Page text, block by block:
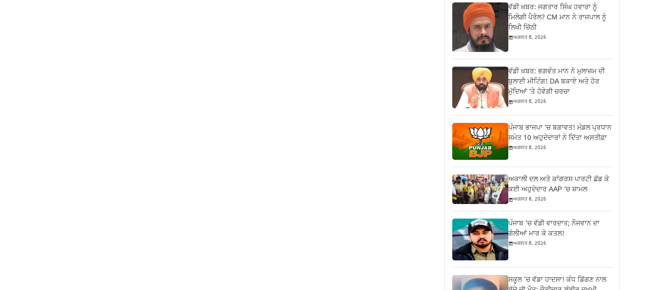
ਵੱਡੀ ਖ਼ਬਰ: ਜਗਤਾਰ ਸਿੰਘ ਹਵਾਰਾ ਨੂੰ
ਮਿਲੇਗੀ ਪੈਰੋਲ? CM ਮਾਨ ਨੇ ਰਾਜਪਾਲ ਨੂੰ
ਲਿਖੀ ਚਿੱਠੀ
ਅਗਸਤ 8, 2026
ਵੱਡੀ ਖ਼ਬਰ: ਭਗਵੰਤ ਮਾਨ ਨੇ ਮੁਲਾਜ਼ਮ ਦੀ
ਬੁਲਾਈ ਮੀਟਿੰਗ! DA ਬਕਾਏ ਅਤੇ ਹੋਰ
ਮੁੱਦਿਆਂ ‘ਤੇ ਹੋਵੇਗੀ ਚਰਚਾ
ਅਗਸਤ 8, 2026
ਪੰਜਾਬ ਭਾਜਪਾ ‘ਚ ਬਗਾਵਤ! ਮੰਡਲ ਪ੍ਰਧਾਨ
ਸਮੇਤ 10 ਅਹੁਦੇਦਾਰਾਂ ਨੇ ਦਿੱਤਾ ਅਸਤੀਫ਼ਾ
ਅਗਸਤ 8, 2026
ਅਕਾਲੀ ਦਲ ਅਤੇ ਕਾਂਗਰਸ ਪਾਰਟੀ ਛੱਡ ਕੇ
ਕਈ ਅਹੁਦੇਦਾਰ AAP ‘ਚ ਸ਼ਾਮਲ
ਅਗਸਤ 8, 2026
ਪੰਜਾਬ ‘ਚ ਵੱਡੀ ਵਾਰਦਾਤ; ਨੌਜਵਾਨ ਦਾ
ਗੋਲੀਆਂ ਮਾਰ ਕੇ ਕਤਲ!
ਅਗਸਤ 8, 2026
ਸਕੂਲ ’ਚ ਵੱਡਾ ਹਾਦਸਾ! ਕੰਧ ਡਿੱਗਣ ਨਾਲ